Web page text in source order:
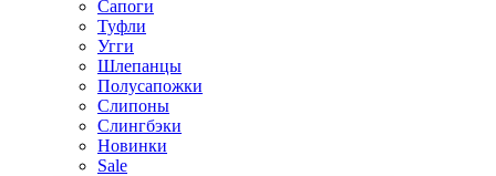
Сапоги
Туфли
Угги
Шлепанцы
Полусапожки
Слипоны
Слингбэки
Новинки
Sale